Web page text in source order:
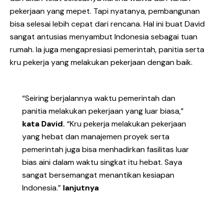
pekerjaan yang mepet. Tapi nyatanya, pembangunan
bisa selesai lebih cepat dari rencana. Hal ini buat David
sangat antusias menyambut Indonesia sebagai tuan
rumah. Ia juga mengapresiasi pemerintah, panitia serta
kru pekerja yang melakukan pekerjaan dengan baik.
“Seiring berjalannya waktu pemerintah dan
panitia melakukan pekerjaan yang luar biasa,”
kata David. “Kru pekerja melakukan pekerjaan
yang hebat dan manajemen proyek serta
pemerintah juga bisa menhadirkan fasilitas luar
bias aini dalam waktu singkat itu hebat. Saya
sangat bersemangat menantikan kesiapan
Indonesia.” lanjutnya